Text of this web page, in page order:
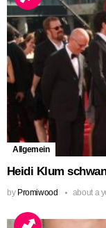
Allgemein
Heidi Klum
by Promiwood about a